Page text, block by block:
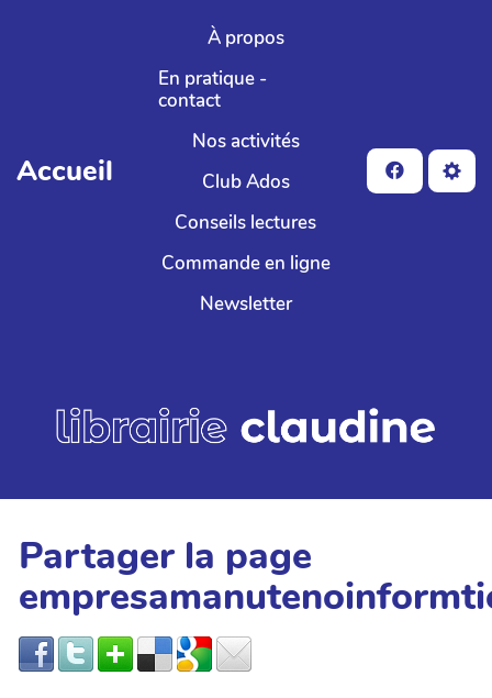
Aller au contenu principal
Accueil
À propos
En pratique -
contact
Nos activités
Club Ados
Conseils lectures
Commande en ligne
Newsletter
Partager la page